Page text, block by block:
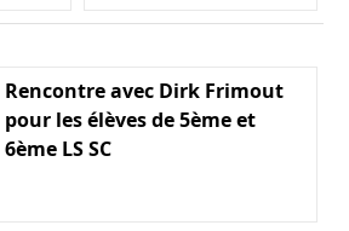
Rencontre avec Dirk Frimout
pour les élèves de 5ème et
6ème LS SC